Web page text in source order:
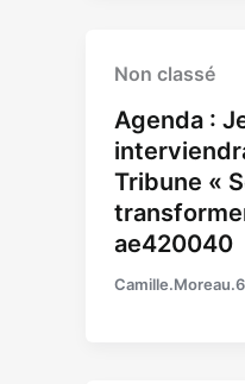
Non classé
Agenda :
Tribune «
ae420040